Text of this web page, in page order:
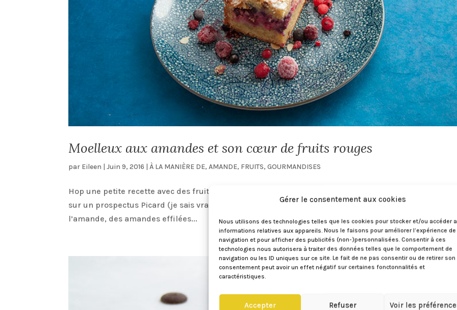
Gérer le consentement aux cookies
Nous utilisons des technologies telles que les cookies pour stocker et/ou accéder
informations relatives aux appareils. Nous le faisons pour améliorer l’expérience de
navigation et pour afficher des publicités (non-)personnalisées. Consentir à ces
technologies nous autorisera à traiter des données telles que le comportement de
navigation ou les ID uniques sur ce site. Le fait de ne pas consentir ou de retirer son
consentement peut avoir un effet négatif sur certaines fonctonnalités et
caractéristiques.
Accepter Refuser Voir les
Moelleux aux amandes et son cœur de fruits rouges
par Eileen |Juin 9, 2016 |À LA MANIÈRE DE,AMANDE, FRUITS,GOURMANDISES
Hop une petite recette avec des fruits rouges pour l’été ! Quand j’ai découvert la photo de ce
sur un prospectus Picard (je sais vraiment vendre du rêve moi) j’ai craqué. Des fruits rouges, de
l’amande, des amandes effilées...